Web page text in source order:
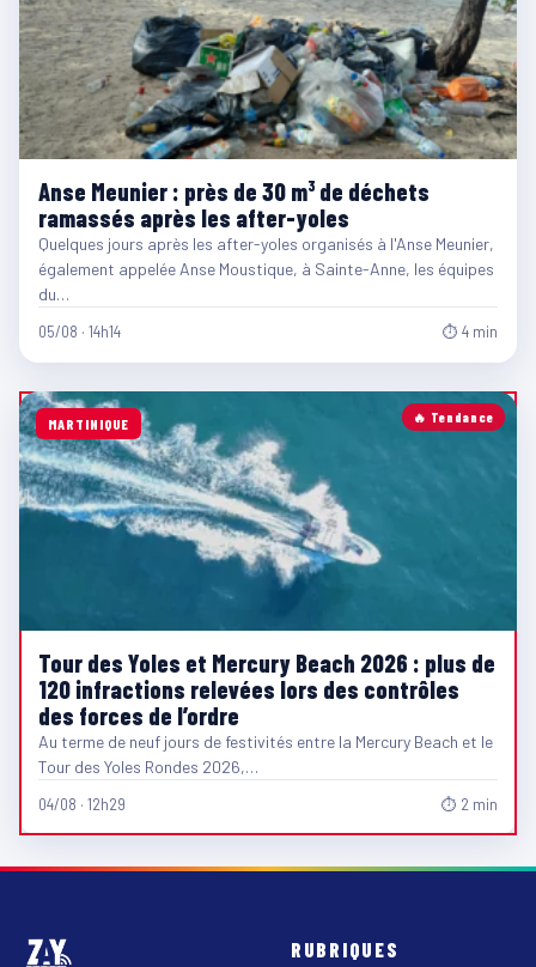
Anse Meunier : près de 30 m³ de déchets
ramassés après les after-yoles
Quelques jours après les after-yoles organisés à l'Anse Meunier,
également appelée Anse Moustique, à Sainte-Anne, les équipes
du…
05/08 · 14h14 ⏱ 4 min
🔥 Tendance
MARTINIQUE
Tour des Yoles et Mercury Beach 2026 : plus de
120 infractions relevées lors des contrôles
des forces de l’ordre
Au terme de neuf jours de festivités entre la Mercury Beach et le
Tour des Yoles Rondes 2026,…
04/08 · 12h29 ⏱ 2 min
RUBRIQUES